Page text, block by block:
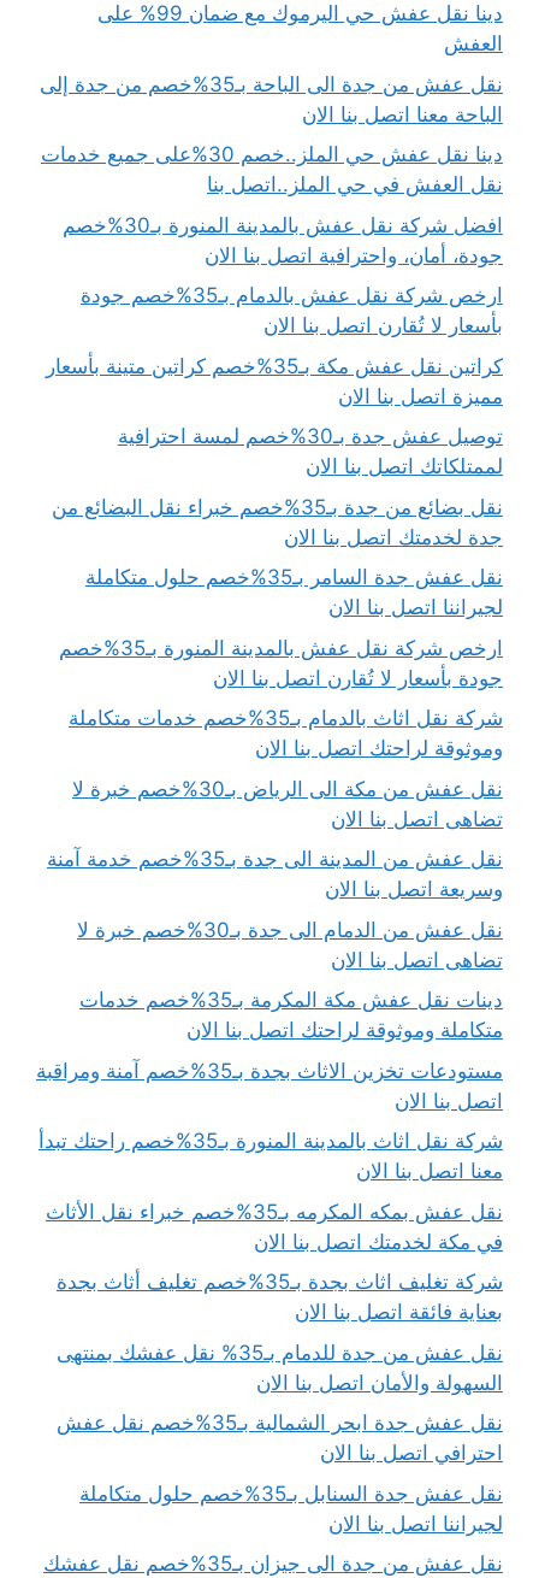
دينا نقل عفش حي اليرموك مع ضمان 99% على
العفش
نقل عفش من جدة الى الباحة بـ35%خصم من جدة إلى
الباحة معنا اتصل بنا الان
دينا نقل عفش حي الملز..خصم 30%على جميع خدمات
نقل العفش في حي الملز..اتصل بنا
افضل شركة نقل عفش بالمدينة المنورة بـ30%خصم
جودة، أمان، واحترافية اتصل بنا الان
ارخص شركة نقل عفش بالدمام بـ35%خصم جودة
بأسعار لا تُقارن اتصل بنا الان
كراتين نقل عفش مكة بـ35%خصم كراتين متينة بأسعار
مميزة اتصل بنا الان
توصيل عفش جدة بـ30%خصم لمسة احترافية
لممتلكاتك اتصل بنا الان
نقل بضائع من جدة بـ35%خصم خبراء نقل البضائع من
جدة لخدمتك اتصل بنا الان
نقل عفش جدة السامر بـ35%خصم حلول متكاملة
لجيراننا اتصل بنا الان
ارخص شركة نقل عفش بالمدينة المنورة بـ35%خصم
جودة بأسعار لا تُقارن اتصل بنا الان
شركة نقل اثاث بالدمام بـ35%خصم خدمات متكاملة
وموثوقة لراحتك اتصل بنا الان
نقل عفش من مكة الى الرياض بـ30%خصم خبرة لا
تضاهى اتصل بنا الان
نقل عفش من المدينة الى جدة بـ35%خصم خدمة آمنة
وسريعة اتصل بنا الان
نقل عفش من الدمام الى جدة بـ30%خصم خبرة لا
تضاهى اتصل بنا الان
دينات نقل عفش مكة المكرمة بـ35%خصم خدمات
متكاملة وموثوقة لراحتك اتصل بنا الان
مستودعات تخزين الاثاث بجدة بـ35%خصم آمنة ومراقبة
اتصل بنا الان
شركة نقل اثاث بالمدينة المنورة بـ35%خصم راحتك تبدأ
معنا اتصل بنا الان
نقل عفش بمكه المكرمه بـ35%خصم خبراء نقل الأثاث
في مكة لخدمتك اتصل بنا الان
شركة تغليف اثاث بجدة بـ35%خصم تغليف أثاث بجدة
بعناية فائقة اتصل بنا الان
نقل عفش من جدة للدمام بـ35% نقل عفشك بمنتهى
السهولة والأمان اتصل بنا الان
نقل عفش جدة ابحر الشمالية بـ35%خصم نقل عفش
احترافي اتصل بنا الان
نقل عفش جدة السنابل بـ35%خصم حلول متكاملة
لجيراننا اتصل بنا الان
نقل عفش من جدة الى جيزان بـ35%خصم نقل عفشك